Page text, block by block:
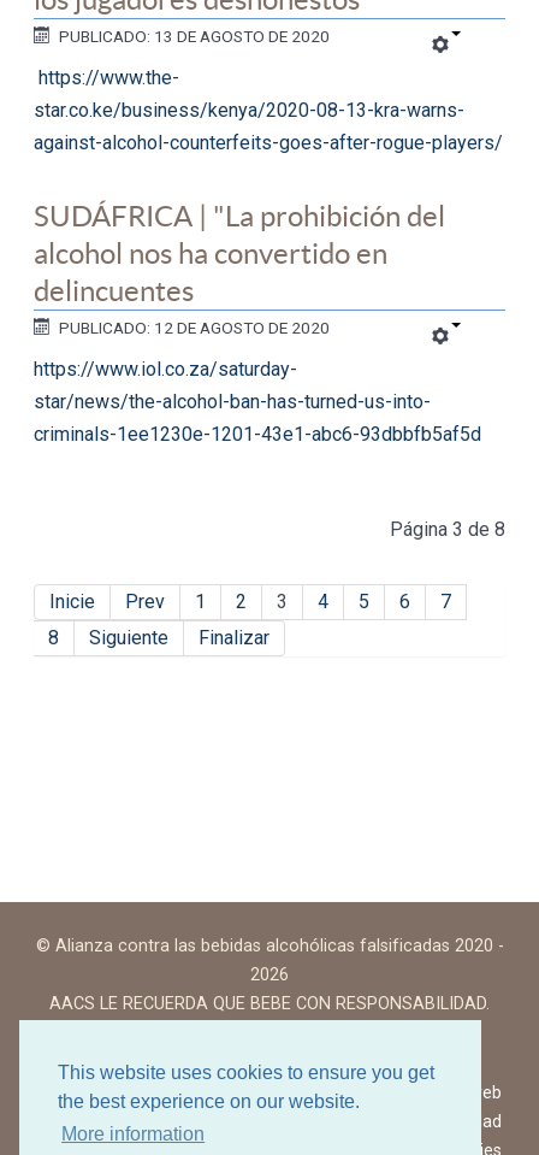
This website uses cookies to ensure you get
the best experience on our website.
More information
PUBLICADO: 13 DE AGOSTO DE 2020
https://www.the-
star.co.ke/business/kenya/2020-08-13-kra-warns-
against-alcohol-counterfeits-goes-after-rogue-players/
SUDÁFRICA | "La prohibición del
alcohol nos ha convertido en
delincuentes
PUBLICADO: 12 DE AGOSTO DE 2020
https://www.iol.co.za/saturday-
star/news/the-alcohol-ban-has-turned-us-into-
criminals-1ee1230e-1201-43e1-abc6-93dbbfb5af5d
Página 3 de 8
Inicie Prev 1 2 3 4 5 6
7
8
Siguiente Finalizar
© Alianza contra las bebidas alcohólicas falsificadas 2020 -
2026
AACS LE RECUERDA QUE BEBE CON RESPONSABILIDAD.
Condiciones de uso del sitio web
Política de privacidad
Política de cookies